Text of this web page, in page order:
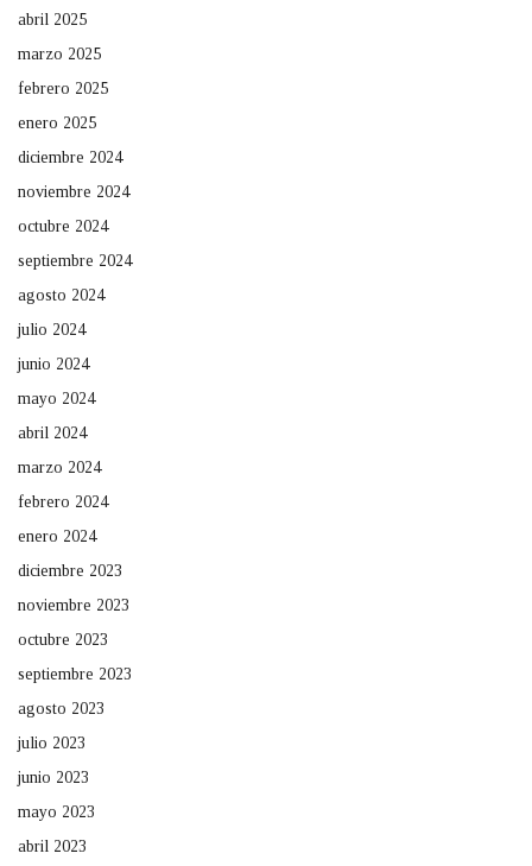
abril 2025
marzo 2025
febrero 2025
enero 2025
diciembre 2024
noviembre 2024
octubre 2024
septiembre 2024
agosto 2024
julio 2024
junio 2024
mayo 2024
abril 2024
marzo 2024
febrero 2024
enero 2024
diciembre 2023
noviembre 2023
octubre 2023
septiembre 2023
agosto 2023
julio 2023
junio 2023
mayo 2023
abril 2023